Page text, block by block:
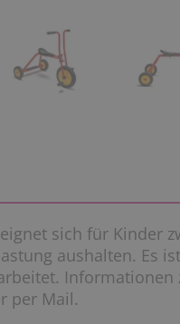
sich für Kinder
aushalten. Es
Informationen
per Mail.